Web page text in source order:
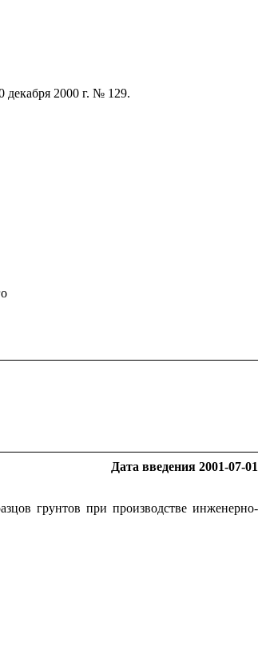
2000 г. № 129.
Дата введения 2001-07-01
грунтов при производстве инженерно-